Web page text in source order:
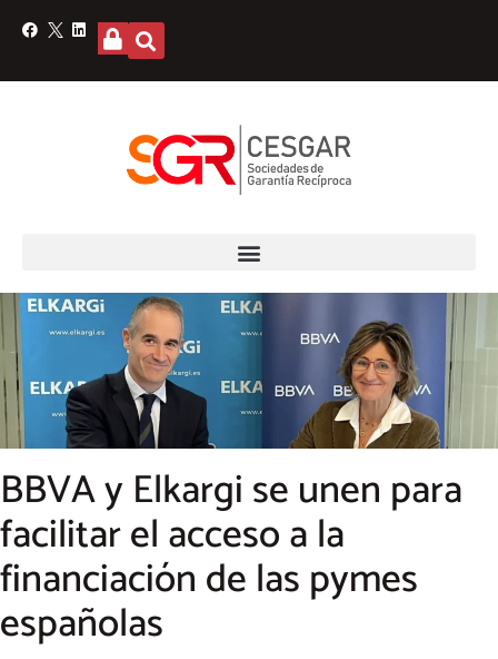
BBVA y Elkargi se unen para
facilitar el acceso a la
financiación de las pymes
españolas